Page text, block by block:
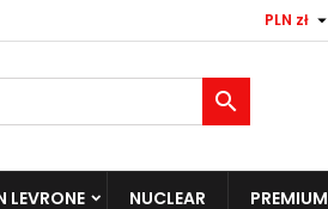
PLN zł 

LEVRONE NUCLEAR PREMIUM